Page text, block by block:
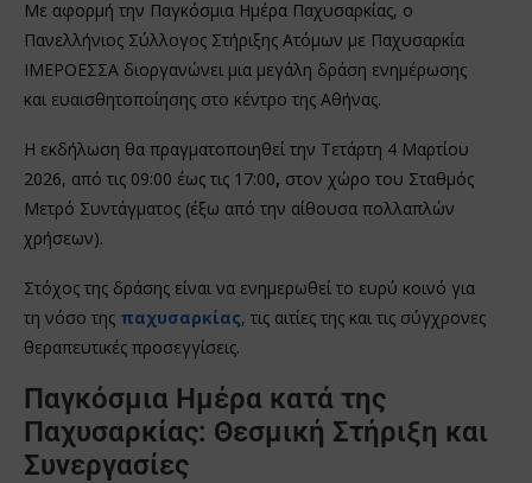
Με αφορμή την Παγκόσμια Ημέρα Παχυσαρκίας, ο
Πανελλήνιος Σύλλογος Στήριξης Ατόμων με Παχυσαρκία
ΙΜΕΡΟΕΣΣΑ διοργανώνει μια μεγάλη δράση ενημέρωσης
και ευαισθητοποίησης στο κέντρο της Αθήνας.
Η εκδήλωση θα πραγματοποιηθεί την Τετάρτη 4 Μαρτίου
2026, από τις 09:00 έως τις 17:00, στον χώρο του Σταθμός
Μετρό Συντάγματος (έξω από την αίθουσα πολλαπλών
χρήσεων).
Στόχος της δράσης είναι να ενημερωθεί το ευρύ κοινό για
τη νόσο της παχυσαρκίας, τις αιτίες της και τις σύγχρονες
θεραπευτικές προσεγγίσεις.
Παγκόσμια Ημέρα κατά της
Παχυσαρκίας: Θεσμική Στήριξη και
Συνεργασίες